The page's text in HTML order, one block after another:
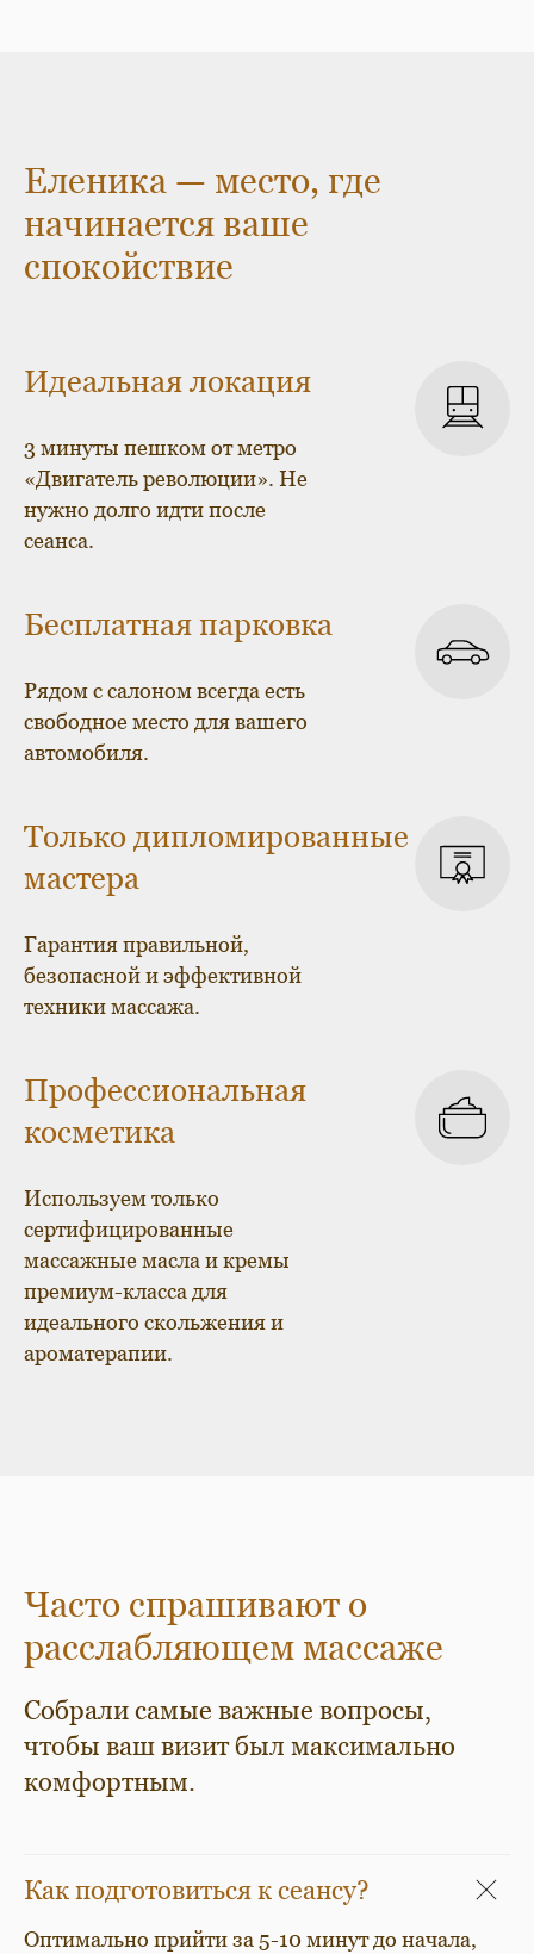
Еленика — место, где
начинается ваше
спокойствие
Идеальная локация
3 минуты пешком от метро
«Двигатель революции». Не
нужно долго идти после
сеанса.
Бесплатная парковка
Рядом с салоном всегда есть
свободное место для вашего
автомобиля.
Только дипломированные
мастера
Гарантия правильной,
безопасной и эффективной
техники массажа.
Профессиональная
косметика
Используем только
сертифицированные
массажные масла и кремы
премиум-класса для
идеального скольжения и
ароматерапии.
Часто спрашивают о
расслабляющем массаже
Собрали самые важные вопросы,
чтобы ваш визит был максимально
комфортным.
Как подготовиться к сеансу?
Оптимально прийти за 5-10 минут до начала,